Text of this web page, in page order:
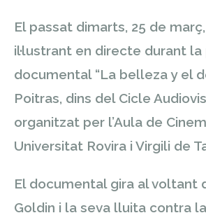
El passat dimarts, 25 de
il·lustrant en directe durant
documental “La belleza y el
Poitras, dins del Cicle
organitzat per l’Aula de
Universitat Rovira i Virgili de
El documental gira al voltant
Goldin i la seva lluita contra